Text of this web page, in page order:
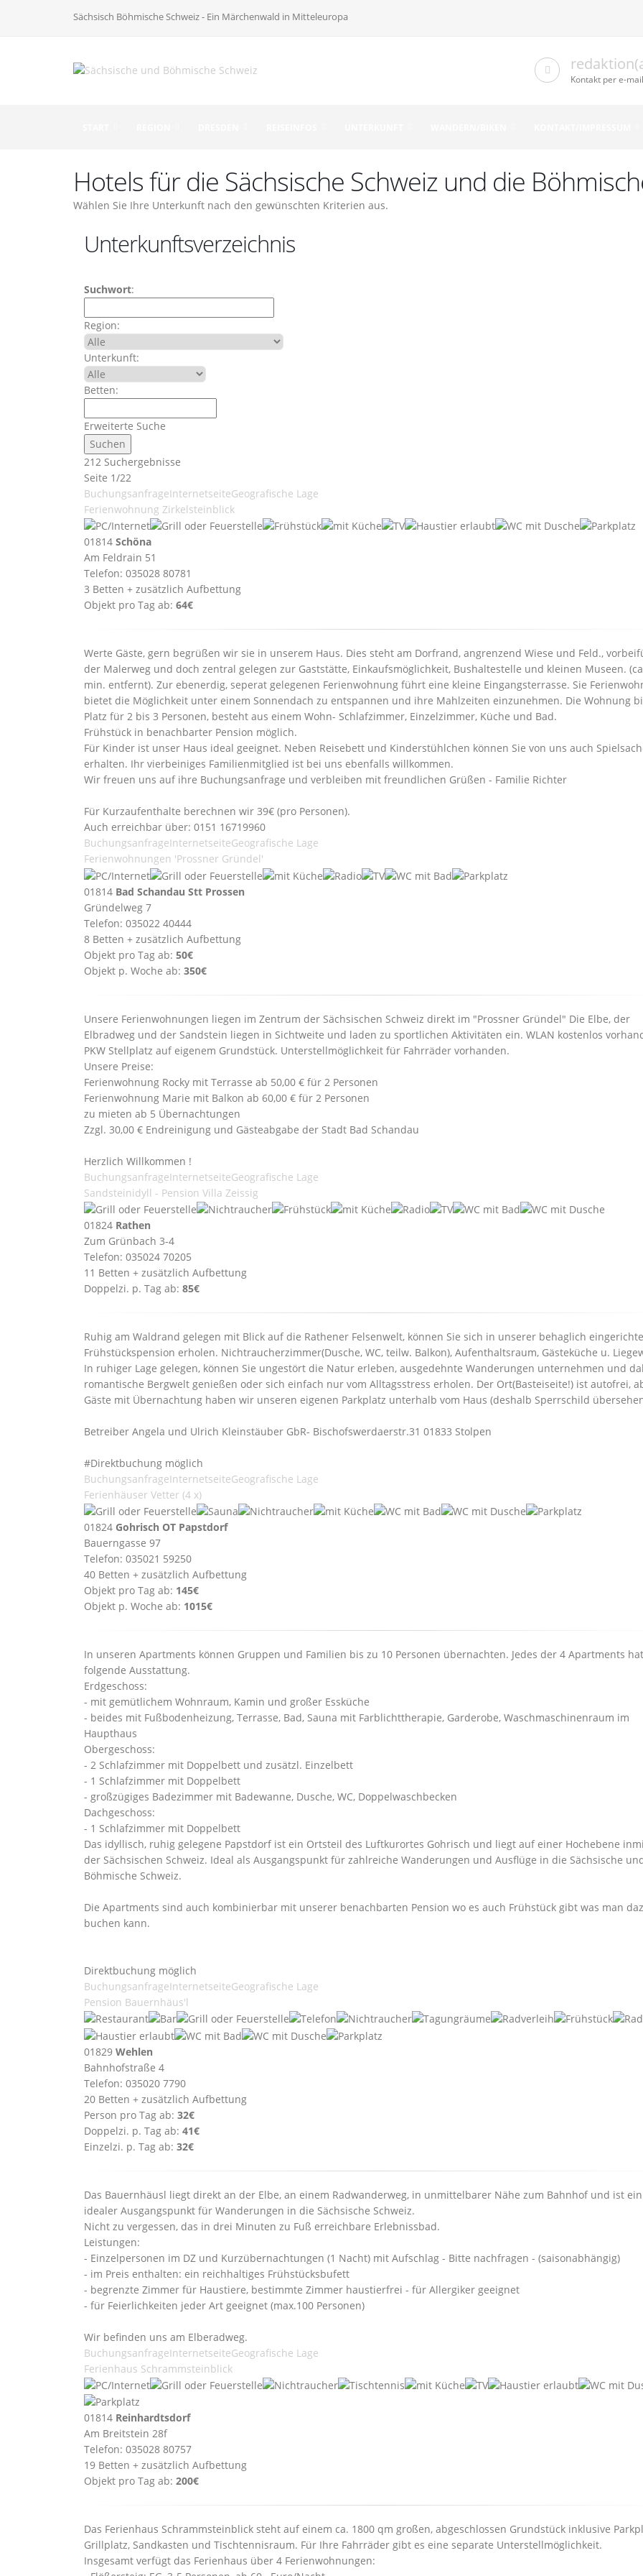
Sächsisch Böhmische Schweiz - Ein Märchenwald in Mitteleuropa
Kontakt per e-mail
Hotels für die Sächsische Schweiz und die
Wählen Sie Ihre Unterkunft nach den gewünschten Kriterien aus.
Unterkunftsverzeichnis
Suchwort:
Region:
Unterkunft:
Betten:
Erweiterte Suche
212 Suchergebnisse
Seite 1/22
BuchungsanfrageInternetseiteGeografische Lage
Ferienwohnung Zirkelsteinblick
01814 Schöna
Am Feldrain 51
Telefon: 035028 80781
3 Betten + zusätzlich Aufbettung
Objekt pro Tag ab: 64€
Werte Gäste, gern begrüßen wir sie in unserem Haus. Dies steht am Dorfrand, angrenzend Wiese und Feld.,
der Malerweg und doch zentral gelegen zur Gaststätte, Einkaufsmöglichkeit, Bushaltestelle und kleinen Museen.
min. entfernt). Zur ebenerdig, seperat gelegenen Ferienwohnung führt eine kleine Eingangsterrasse. Sie
bietet die Möglichkeit unter einem Sonnendach zu entspannen und ihre Mahlzeiten einzunehmen. Die Wohnung
Platz für 2 bis 3 Personen, besteht aus einem Wohn- Schlafzimmer, Einzelzimmer, Küche und Bad.
Frühstück in benachbarter Pension möglich.
Für Kinder ist unser Haus ideal geeignet. Neben Reisebett und Kinderstühlchen können Sie von uns auch
erhalten. Ihr vierbeiniges Familienmitglied ist bei uns ebenfalls willkommen.
Wir freuen uns auf ihre Buchungsanfrage und verbleiben mit freundlichen Grüßen - Familie Richter
Für Kurzaufenthalte berechnen wir 39€ (pro Personen).
Auch erreichbar über: 0151 16719960
BuchungsanfrageInternetseiteGeografische Lage
Ferienwohnungen 'Prossner Gründel'
01814 Bad Schandau Stt Prossen
Gründelweg 7
Telefon: 035022 40444
8 Betten + zusätzlich Aufbettung
Objekt pro Tag ab: 50€
Objekt p. Woche ab: 350€
Unsere Ferienwohnungen liegen im Zentrum der Sächsischen Schweiz direkt im "Prossner Gründel" Die Elbe, der
Elbradweg und der Sandstein liegen in Sichtweite und laden zu sportlichen Aktivitäten ein. WLAN kostenlos
PKW Stellplatz auf eigenem Grundstück. Unterstellmöglichkeit für Fahrräder vorhanden.
Unsere Preise:
Ferienwohnung Rocky mit Terrasse ab 50,00 € für 2 Personen
Ferienwohnung Marie mit Balkon ab 60,00 € für 2 Personen
zu mieten ab 5 Übernachtungen
Zzgl. 30,00 € Endreinigung und Gästeabgabe der Stadt Bad Schandau
Herzlich Willkommen !
BuchungsanfrageInternetseiteGeografische Lage
Sandsteinidyll - Pension Villa Zeissig
01824 Rathen
Zum Grünbach 3-4
Telefon: 035024 70205
11 Betten + zusätzlich Aufbettung
Doppelzi. p. Tag ab: 85€
Ruhig am Waldrand gelegen mit Blick auf die Rathener Felsenwelt, können Sie sich in unserer behaglich
Frühstückspension erholen. Nichtraucherzimmer(Dusche, WC, teilw. Balkon), Aufenthaltsraum, Gästeküche u.
In ruhiger Lage gelegen, können Sie ungestört die Natur erleben, ausgedehnte Wanderungen unternehmen und
romantische Bergwelt genießen oder sich einfach nur vom Alltagsstress erholen. Der Ort(Basteiseite!) ist autofrei,
Gäste mit Übernachtung haben wir unseren eigenen Parkplatz unterhalb vom Haus (deshalb Sperrschild
Betreiber Angela und Ulrich Kleinstäuber GbR- Bischofswerdaerstr.31 01833 Stolpen
#Direktbuchung möglich
BuchungsanfrageInternetseiteGeografische Lage
Ferienhäuser Vetter (4 x)
01824 Gohrisch OT Papstdorf
Bauerngasse 97
Telefon: 035021 59250
40 Betten + zusätzlich Aufbettung
Objekt pro Tag ab: 145€
Objekt p. Woche ab: 1015€
In unseren Apartments können Gruppen und Familien bis zu 10 Personen übernachten. Jedes der 4 Apartments hat
folgende Ausstattung.
Erdgeschoss:
- mit gemütlichem Wohnraum, Kamin und großer Essküche
- beides mit Fußbodenheizung, Terrasse, Bad, Sauna mit Farblichttherapie, Garderobe, Waschmaschinenraum im
Haupthaus
Obergeschoss:
- 2 Schlafzimmer mit Doppelbett und zusätzl. Einzelbett
- 1 Schlafzimmer mit Doppelbett
- großzügiges Badezimmer mit Badewanne, Dusche, WC, Doppelwaschbecken
Dachgeschoss:
- 1 Schlafzimmer mit Doppelbett
Das idyllisch, ruhig gelegene Papstdorf ist ein Ortsteil des Luftkurortes Gohrisch und liegt auf einer Hochebene
der Sächsischen Schweiz. Ideal als Ausgangspunkt für zahlreiche Wanderungen und Ausflüge in die Sächsische
Böhmische Schweiz.
Die Apartments sind auch kombinierbar mit unserer benachbarten Pension wo es auch Frühstück gibt was man
buchen kann.
Direktbuchung möglich
BuchungsanfrageInternetseiteGeografische Lage
Pension Bauernhäus'l
01829 Wehlen
Bahnhofstraße 4
Telefon: 035020 7790
20 Betten + zusätzlich Aufbettung
Person pro Tag ab: 32€
Doppelzi. p. Tag ab: 41€
Einzelzi. p. Tag ab: 32€
Das Bauernhäusl liegt direkt an der Elbe, an einem Radwanderweg, in unmittelbarer Nähe zum Bahnhof und ist ein
idealer Ausgangspunkt für Wanderungen in die Sächsische Schweiz.
Nicht zu vergessen, das in drei Minuten zu Fuß erreichbare Erlebnissbad.
Leistungen:
- Einzelpersonen im DZ und Kurzübernachtungen (1 Nacht) mit Aufschlag - Bitte nachfragen - (saisonabhängig)
- im Preis enthalten: ein reichhaltiges Frühstücksbufett
- begrenzte Zimmer für Haustiere, bestimmte Zimmer haustierfrei - für Allergiker geeignet
- für Feierlichkeiten jeder Art geeignet (max.100 Personen)
Wir befinden uns am Elberadweg.
BuchungsanfrageInternetseiteGeografische Lage
Ferienhaus Schrammsteinblick
01814 Reinhardtsdorf
Am Breitstein 28f
Telefon: 035028 80757
19 Betten + zusätzlich Aufbettung
Objekt pro Tag ab: 200€
Das Ferienhaus Schrammsteinblick steht auf einem ca. 1800 qm großen, abgeschlossen Grundstück inklusive
Grillplatz, Sandkasten und Tischtennisraum. Für Ihre Fahrräder gibt es eine separate Unterstellmöglichkeit.
Insgesamt verfügt das Ferienhaus über 4 Ferienwohnungen: